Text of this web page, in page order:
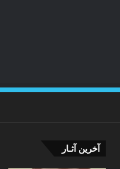
آخرین آثـار